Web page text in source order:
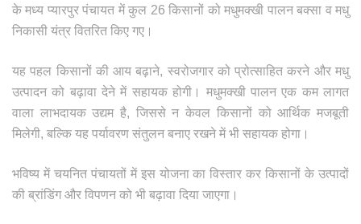
के मध्य प्यारपुर पंचायत में कुल 26 किसानों को मधुमक्खी पालन बक्सा व मधु
निकासी यंत्र वितरित किए गए।
यह पहल किसानों की आय बढ़ाने, स्वरोजगार को प्रोत्साहित करने और मधु
उत्पादन को बढ़ावा देने में सहायक होगी। मधुमक्खी पालन एक कम लागत
वाला लाभदायक उद्यम है, जिससे न केवल किसानों को आर्थिक मजबूती
मिलेगी, बल्कि यह पर्यावरण संतुलन बनाए रखने में भी सहायक होगा।
भविष्य में चयनित पंचायतों में इस योजना का विस्तार कर किसानों के उत्पादों
की ब्रांडिंग और विपणन को भी बढ़ावा दिया जाएगा।